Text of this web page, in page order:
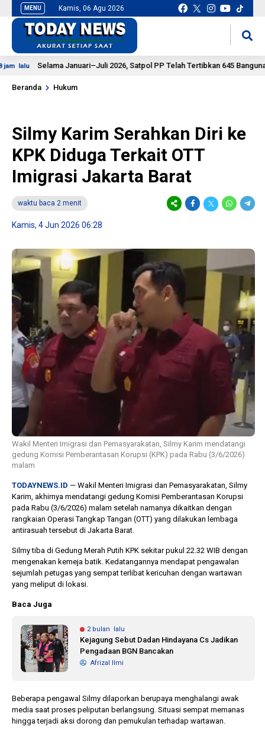
MENU Kamis, 06 Agu 2026
Selama Januari–Juli 2026, Satpol PP Telah Tertibkan 645 Bangunan Liar
Beranda Hukum
Silmy Karim Serahkan Diri ke
KPK Diduga Terkait OTT
Imigrasi Jakarta Barat
waktu baca 2 menit
Kamis, 4 Jun 2026 06:28
Wakil Menteri Imigrasi dan Pemasyarakatan, Silmy Karim mendatangi
gedung Komisi Pemberantasan Korupsi (KPK) pada Rabu (3/6/2026)
malam
TODAYNEWS.ID — Wakil Menteri Imigrasi dan Pemasyarakatan, Silmy
Karim, akhirnya mendatangi gedung Komisi Pemberantasan Korupsi
pada Rabu (3/6/2026) malam setelah namanya dikaitkan dengan
rangkaian Operasi Tangkap Tangan (OTT) yang dilakukan lembaga
antirasuah tersebut di Jakarta Barat.
Silmy tiba di Gedung Merah Putih KPK sekitar pukul 22.32 WIB dengan
mengenakan kemeja batik. Kedatangannya mendapat pengawalan
sejumlah petugas yang sempat terlibat kericuhan dengan wartawan
yang meliput di lokasi.
Baca Juga
2 bulan lalu
Kejagung Sebut Dadan Hindayana Cs Jadikan
Pengadaan BGN Bancakan
Afrizal Ilmi
Beberapa pengawal Silmy dilaporkan berupaya menghalangi awak
media saat proses peliputan berlangsung. Situasi sempat memanas
hingga terjadi aksi dorong dan pemukulan terhadap wartawan.
1 tahun lalu
Banyak Gugatan di
Pilkada 2024, Legislator
Ragukan SDM Bawaslu
10 bulan lalu
KPU
Keputusan
Capres-